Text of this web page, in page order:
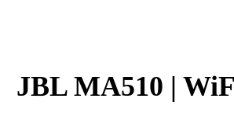
JBL MA510 |